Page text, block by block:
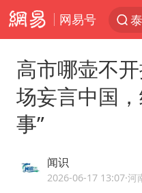
网易号
“
高市哪壶不
场妄言中国
事”
闻识
2026-06-17 13:07·河